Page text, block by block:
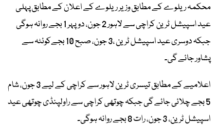
محکمہ ریلوے کے مطابق وزیر ریلوے کے اعلان کے مطابق پہلی
عید اسپیشل ٹرین کراچی سے لاہور 2 جون، دوپہر 1 بجے روانہ ہوگی
جبکہ دوسری عید اسپیشل ٹرین ،3 جون، صبح 10 بجےکوئٹہ سے
پشاور جائے گی۔
اعلامیے کے مطابق تیسری ٹرین لاہور سے کراچی کے لیے 3 جون، شام
5 بجے چلائی جائے گی جبکہ چوتھی کراچی سے راولپنڈی چوتھی عید
اسپیشل ٹرین، 3 جون، رات 8 بجے روانہ ہوگی۔